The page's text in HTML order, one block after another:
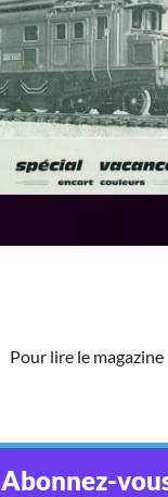
Pour lire le magazine
Abonnez-